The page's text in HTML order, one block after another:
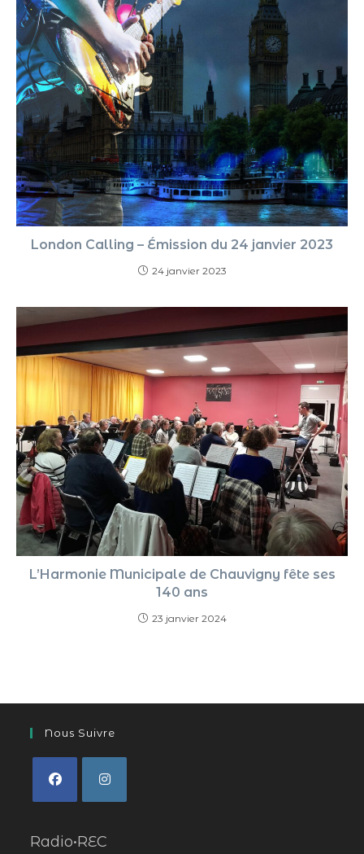
London Calling – Émission du 24 janvier 2023
24 janvier 2023
L’Harmonie Municipale de Chauvigny fête ses
140 ans
23 janvier 2024
Nous Suivre
Radio•REC